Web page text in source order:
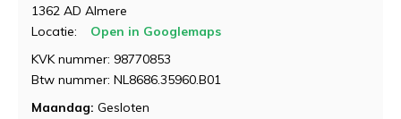
1362 AD Almere
Locatie:
Open in Googlemaps
KVK nummer: 98770853
Btw nummer: NL8686.35960.B01
Maandag: Gesloten